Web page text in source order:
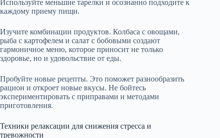
Используйте меньшие тарелки и осознанно подходите к
каждому приему пищи.
Изучите комбинации продуктов. Колбаса с овощами,
рыба с картофелем и салат с бобовыми создают
гармоничное меню, которое приносит не только
здоровье, но и удовольствие от еды.
Пробуйте новые рецепты. Это поможет разнообразить
рацион и откроет новые вкусы. Не бойтесь
экспериментировать с приправами и методами
приготовления.
Техники релаксации для снижения стресса и
тревожности